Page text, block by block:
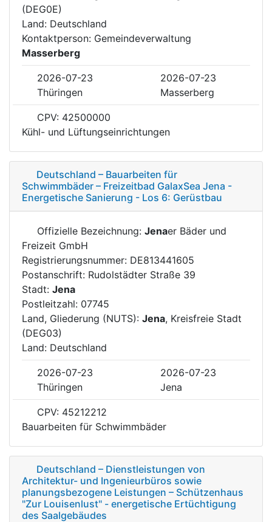
(DEG0E)
Land: Deutschland
Kontaktperson: Gemeindeverwaltung
Masserberg
2026-07-23
2026-07-23
Thüringen
Masserberg
CPV: 42500000
Kühl- und Lüftungseinrichtungen
Deutschland – Bauarbeiten für
Schwimmbäder – Freizeitbad GalaxSea Jena -
Energetische Sanierung - Los 6: Gerüstbau
Offizielle Bezeichnung: Jenaer Bäder und
Freizeit GmbH
Registrierungsnummer: DE813441605
Postanschrift: Rudolstädter Straße 39
Stadt: Jena
Postleitzahl: 07745
Land, Gliederung (NUTS): Jena, Kreisfreie Stadt
(DEG03)
Land: Deutschland
2026-07-23
2026-07-23
Thüringen
Jena
CPV: 45212212
Bauarbeiten für Schwimmbäder
Deutschland – Dienstleistungen von
Architektur- und Ingenieurbüros sowie
planungsbezogene Leistungen – Schützenhaus
"Zur Louisenlust" - energetische Ertüchtigung
des Saalgebäudes